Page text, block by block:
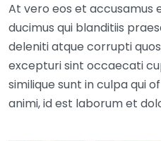
At vero eos et accusamus
ducimus qui blanditiis
deleniti atque corrupti
excepturi sint occaecati
similique sunt in culpa qui
animi, id est laborum et